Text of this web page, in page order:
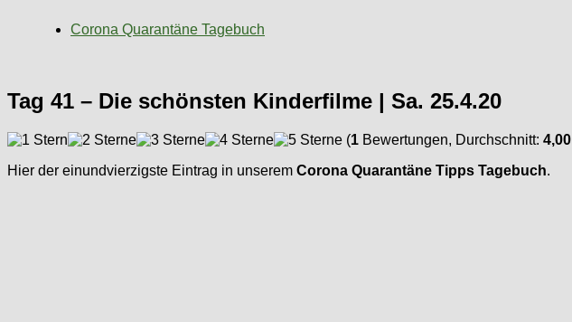
Corona Quarantäne Tagebuch
Tag 41 – Die schönsten Kinderfilme | Sa. 25.4.20
(1 Bewertungen, Durchschnitt: 4,00
Hier der einundvierzigste Eintrag in unserem Corona Quarantäne Tipps Tagebuch.